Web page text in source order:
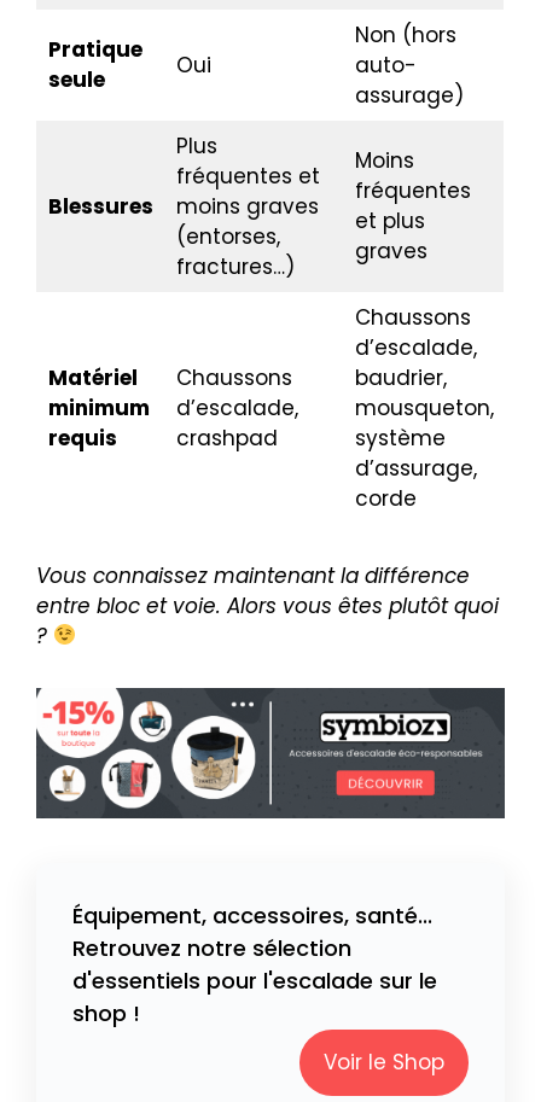
Pratique
seule
Oui
Non (hors
auto-
assurage)
Blessures
Plus
fréquentes et
moins graves
(entorses,
fractures…)
Moins
fréquentes
et plus
graves
Matériel
minimum
requis
Chaussons
d’escalade,
crashpad
Chaussons
d’escalade,
baudrier,
mousqueton,
système
d’assurage,
corde
Vous connaissez maintenant la différence
entre bloc et voie. Alors vous êtes plutôt quoi
?
Équipement, accessoires, santé...
Retrouvez notre sélection
d'essentiels pour l'escalade sur le
shop !
Voir le Shop